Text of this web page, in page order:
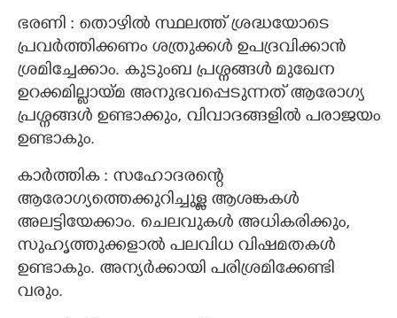
ഭരണി : തൊഴിൽ സ്ഥലത്ത് ശ്രദ്ധയോടെ
പ്രവർത്തിക്കണം ശത്രുക്കൾ ഉപദ്രവിക്കാൻ
ശ്രമിച്ചേക്കാം. കുടുംബ പ്രശ്നങ്ങൾ മുഖേന
ഉറക്കമില്ലായ്മ അനുഭവപ്പെടുന്നത് ആരോഗ്യ
പ്രശ്നങ്ങൾ ഉണ്ടാക്കും, വിവാദങ്ങളിൽ പരാജയം
ഉണ്ടാകും.
കാർത്തിക : സഹോദരന്റെ
ആരോഗ്യത്തെക്കുറിച്ചുള്ള ആശങ്കകൾ
അലട്ടിയേക്കാം. ചെലവുകൾ അധികരിക്കും,
സുഹൃത്തുക്കളാൽ പലവിധ വിഷമതകൾ
ഉണ്ടാകും. അന്യർക്കായി പരിശ്രമിക്കേണ്ടി
വരും.